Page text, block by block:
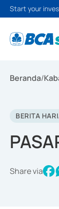
Start your
Beranda/
BERITA
Share via